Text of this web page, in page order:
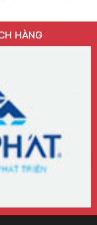
HÀNG